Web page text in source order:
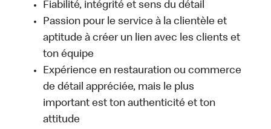
Fiabilité, intégrité et sens du détail
Passion pour le service à la clientèle et
aptitude à créer un lien avec les clients et
ton équipe
Expérience en restauration ou commerce
de détail appréciée, mais le plus
important est ton authenticité et ton
attitude